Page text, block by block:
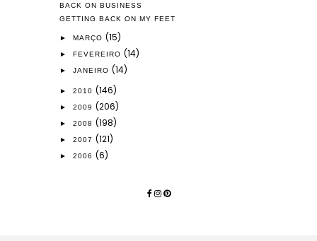
BACK ON BUSINESS
GETTING BACK ON MY FEET
► MARÇO (15)
► FEVEREIRO (14)
► JANEIRO (14)
► 2010 (146)
► 2009 (206)
► 2008 (198)
► 2007 (121)
► 2006 (6)